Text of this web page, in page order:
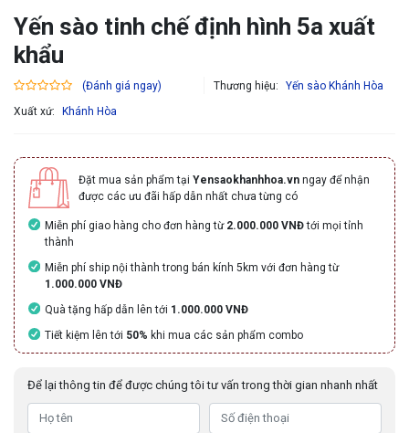
Yến sào tinh chế định hình 5a xuất
khẩu
(Đánh giá ngay) Thương hiệu: Yến sào Khánh Hòa
Xuất xứ: Khánh Hòa
Đặt mua sản phẩm tại Yensaokhanhhoa.vn ngay để nhận
được các ưu đãi hấp dẫn nhất chưa từng có
Miễn phí giao hàng cho đơn hàng từ 2.000.000 VNĐtới mọi tỉnh
thành
Miễn phí ship nội thành trong bán kính 5km với đơn hàng từ
1.000.000 VNĐ
Quà tặng hấp dẫn lên tới 1.000.000 VNĐ
Tiết kiệm lên tới 50% khi mua các sản phẩm combo
Để lại thông tin để được chúng tôi tư vấn trong thời gian nhanh nhất